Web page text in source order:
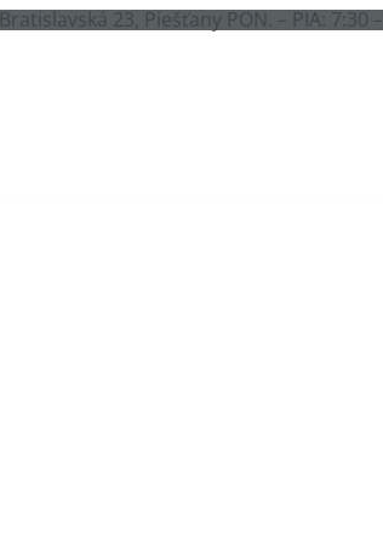
Bratislavská 23, Piešťany PON. – PIA: 7:30